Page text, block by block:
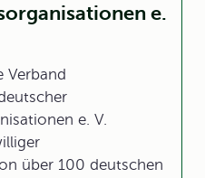
e.
Verband
e. V.
über 100 deutschen